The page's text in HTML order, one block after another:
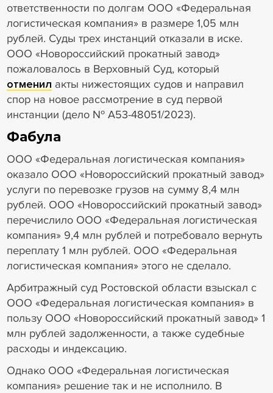
ответственности по долгам ООО «Федеральная
логистическая компания» в размере 1,05 млн
рублей. Суды трех инстанций отказали в иске.
ООО «Новороссийский прокатный завод»
пожаловалось в Верховный Суд, который
отменил акты нижестоящих судов и направил
спор на новое рассмотрение в суд первой
инстанции (дело № А53-48051/2023).
Фабула
ООО «Федеральная логистическая компания»
оказало ООО «Новороссийский прокатный завод»
услуги по перевозке грузов на сумму 8,4 млн
рублей. ООО «Новороссийский прокатный завод»
перечислило ООО «Федеральная логистическая
компания» 9,4 млн рублей и потребовало вернуть
переплату 1 млн рублей. ООО «Федеральная
логистическая компания» этого не сделало.
Арбитражный суд Ростовской области взыскал с
ООО «Федеральная логистическая компания» в
пользу ООО «Новороссийский прокатный завод» 1
млн рублей задолженности, а также судебные
расходы и индексацию.
Однако ООО «Федеральная логистическая
компания» решение так и не исполнило. В